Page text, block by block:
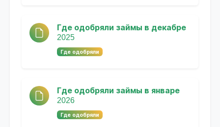
Где одобряли займы в декабре
2025
Где одобряли
Где одобряли займы в январе
2026
Где одобряли